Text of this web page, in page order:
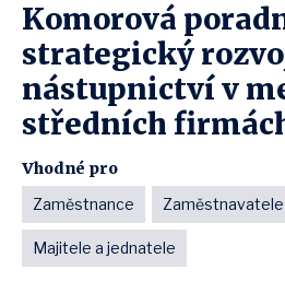
Komorová
strategický
nástupnictví v
středních
Vhodné pro
Zaměstnance Zaměstnavatele
Majitele a jednatele